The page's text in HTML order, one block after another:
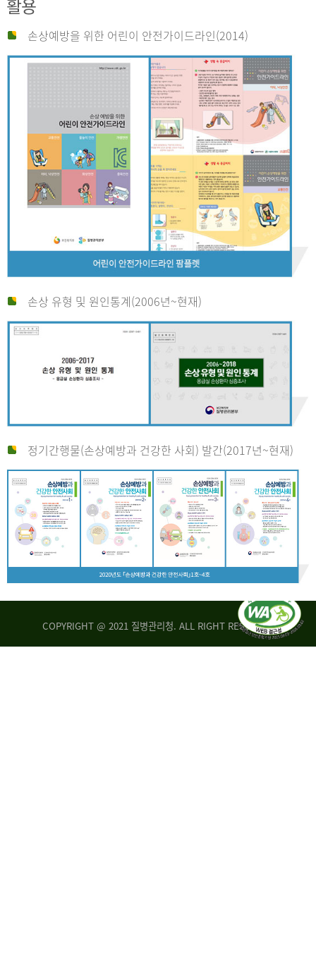
활용
손상예방을 위한 어린이 안전가이드라인(2014)
손상 유형 및 원인통계(2006년~현재)
정기간행물(손상예방과 건강한 사회) 발간(2017년~현재)
COPYRIGHT @ 2021 질병관리청. ALL RIGHT RESERVED